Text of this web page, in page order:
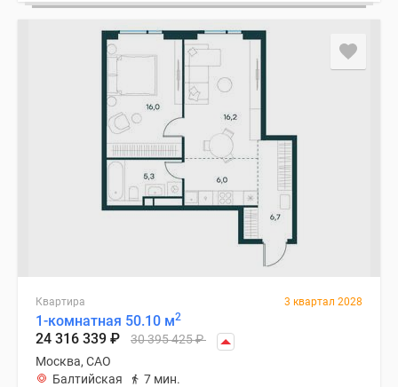
Квартира 3 квартал 2028
1-комнатная 50.10 м2
24 316 339 ₽ 30 395 425₽
Москва, САО
Балтийская
7 мин.